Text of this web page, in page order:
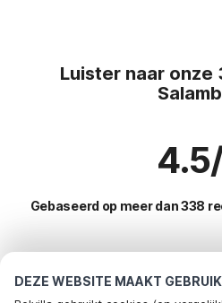
DEZE WEBSITE MAAKT
Luister naar onze
Gebaseerd op meer dan 338
Meest populaire